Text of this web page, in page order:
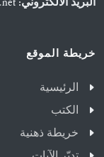
خريطة الموقع
الرئيسية
الكتب
خريطة ذهنية